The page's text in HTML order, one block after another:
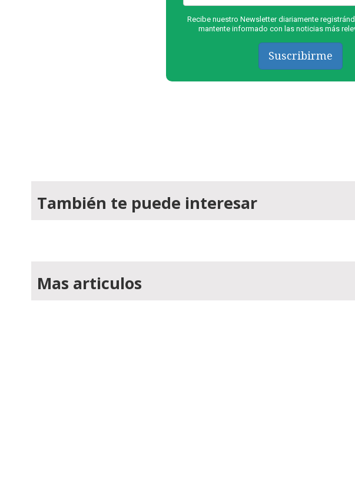
Recibe nuestro Newsletter diariamente
mantente informado con las noticias más
Suscribirme
También te puede interesar
Mas articulos